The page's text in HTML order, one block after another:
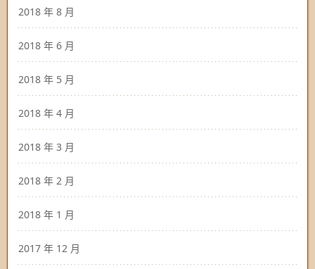
2018 年 8 月
2018 年 6 月
2018 年 5 月
2018 年 4 月
2018 年 3 月
2018 年 2 月
2018 年 1 月
2017 年 12 月